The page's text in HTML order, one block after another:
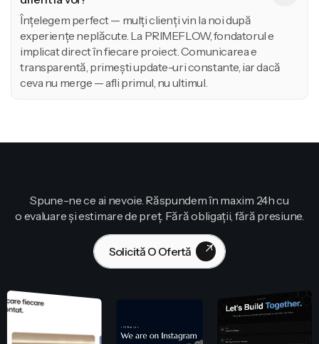
Înțelegem perfect — mulți clienți vin la noi după
experiențe neplăcute. La PRIMEFLOW, fondatorul e
implicat direct în fiecare proiect. Comunicarea e
transparentă, primești update-uri constante, iar dacă
ceva nu merge — afli primul, nu ultimul.
Spune-ne ce ai nevoie. Răspundem în maxim 24h cu
o evaluare și estimare de preț. Fără obligații, fără presiune.
Solicită O Ofertă
Contactează-Ne!